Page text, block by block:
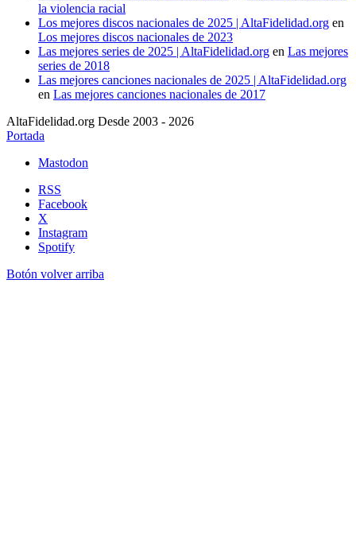
la violencia racial
Los mejores discos nacionales de 2025 | AltaFidelidad.org en
Los mejores discos nacionales de 2023
Las mejores series de 2025 | AltaFidelidad.org en Las mejores
series de 2018
Las mejores canciones nacionales de 2025 | AltaFidelidad.org
en Las mejores canciones nacionales de 2017
AltaFidelidad.org Desde 2003 - 2026
Portada
Mastodon
RSS
Facebook
X
Instagram
Spotify
Botón volver arriba